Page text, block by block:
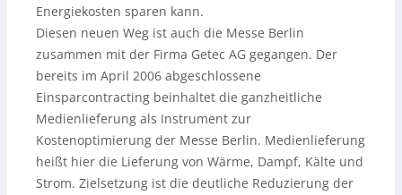
Energiekosten sparen kann.
Diesen neuen Weg ist auch die Messe Berlin
zusammen mit der Firma Getec AG gegangen. Der
bereits im April 2006 abgeschlossene
Einsparcontracting beinhaltet die ganzheitliche
Medienlieferung als Instrument zur
Kostenoptimierung der Messe Berlin. Medienlieferung
heißt hier die Lieferung von Wärme, Dampf, Kälte und
Strom. Zielsetzung ist die deutliche Reduzierung der